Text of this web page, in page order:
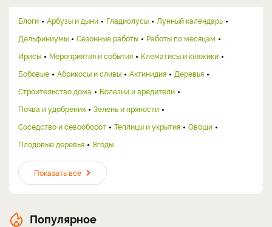
Блоги Арбузы и дыни Гладиолусы
Лунный календарь
Дельфиниумы
Сезонные работы
Работы по месяцам
Ирисы
Мероприятия и события
Клематисы и княжики
Бобовые
Абрикосы и сливы Актинидия
Деревья
Строительство дома
Болезни и вредители
Почва и удобрения
Зелень и пряности
Соседство и севооборот
Теплицы и укрытия
Овощи
Плодовые деревья
Ягоды
Показать все
Популярное